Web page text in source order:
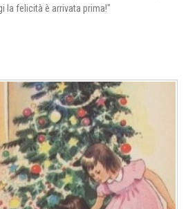
la felicità è arrivata prima!"